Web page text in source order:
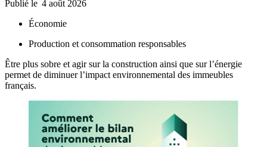
Publié le 4 août 2026
Économie
Production et consommation responsables
Être plus sobre et agir sur la construction ainsi que sur l’énergie
permet de diminuer l’impact environnemental des immeubles
français.